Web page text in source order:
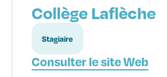
Collège Laflèche
Stagiaire
Consulter le site Web